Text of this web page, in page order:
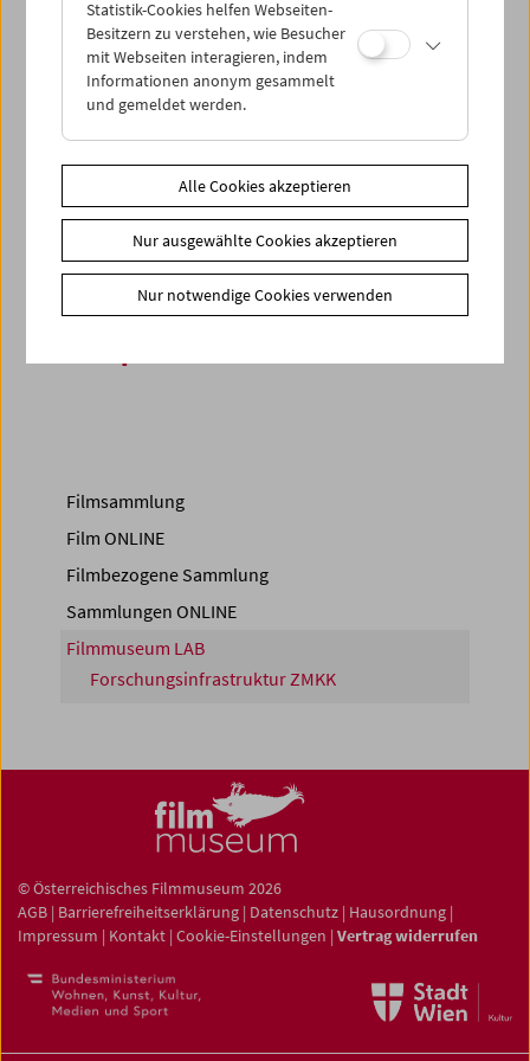
Ermöglicht wurde das Projekt durch die Förderung des
Bundesministeriums für Frauen, Wissenschaft und
Forschung (BMFWF) im Rahmen der Ausschreibung
Kevin Lutz, Sammlung (Co-Leitung)
k.lutz@filmmuseum.at
+43 1 533 70 54 DW 216
Filmsammlung
Film ONLINE
Filmbezogene Sammlung
Sammlungen ONLINE
Filmmuseum LAB
Forschungsinfrastruktur ZMKK
© Österreichisches Filmmuseum 2026
AGB | Barrierefreiheitserklärung | Datenschutz | Hausordnung |
Impressum | Kontakt | Cookie-Einstellungen | Vertrag widerrufen
Statistik-Cookies helfen Webseiten-
Besitzern zu verstehen, wie Besucher
mit Webseiten interagieren, indem
Informationen anonym gesammelt
und gemeldet werden.
Alle Cookies akzeptieren
Nur ausgewählte Cookies akzeptieren
Nur notwendige Cookies verwenden